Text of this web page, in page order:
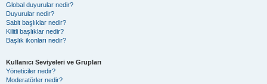
Global duyurular nedir?
Duyurular nedir?
Sabit başlıklar nedir?
Kilitli başlıklar nedir?
Başlık ikonları nedir?
Kullanıcı Seviyeleri ve Grupları
Yöneticiler nedir?
Moderatörler nedir?